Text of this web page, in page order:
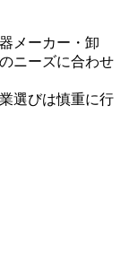
メーカー・卸
ニーズに合わせ
選びは慎重に行